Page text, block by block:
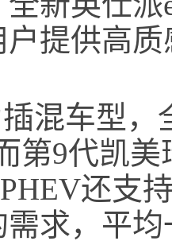
提供高
混车型，
第9代凯美
还支
求，平均